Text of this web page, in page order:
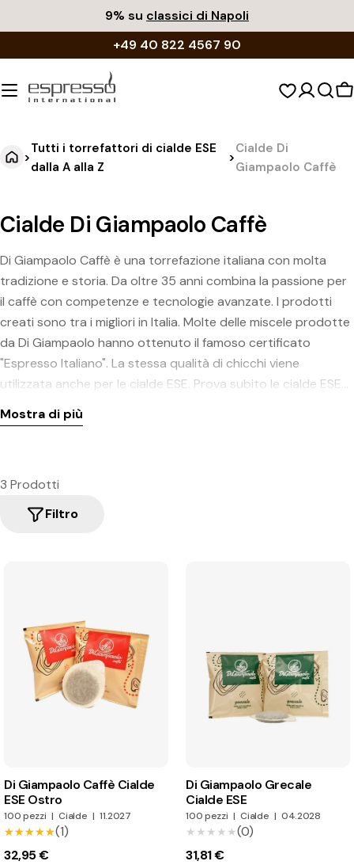
al
9% su classici di Napoli
+49 40 822 4567 90
>
Tutti i torrefattori di cialde ESE
dalla A alla Z
>
Cialde Di
Giampaolo Caffè
Cialde Di Giampaolo Caffè
Di Giampaolo Caffè è una torrefazione italiana con molta
tradizione e storia. Da oltre 35 anni combina la passione per
il caffè con competenze e tecnologie avanzate. I prodotti
creati sono tra i migliori in Italia. Molte delle miscele prodotte
da Di Giampaolo hanno ottenuto il famoso certificato
"Espresso Italiano". La stessa qualità di chicchi viene
utilizzata anche per le cialde ESE. Prova subito le cialde ESE
Mostra di più
3 Prodotti
Filtro
Di Giampaolo Caffè Cialde
ESE Ostro
100 pezzi | Cialde | 11.2027
★★★★★
★★★★★(1)
32,95 €
Di Giampaolo Grecale
Cialde ESE
100 pezzi | Cialde | 04.2028
★★★★★
★★★★★(0)
31,81 €